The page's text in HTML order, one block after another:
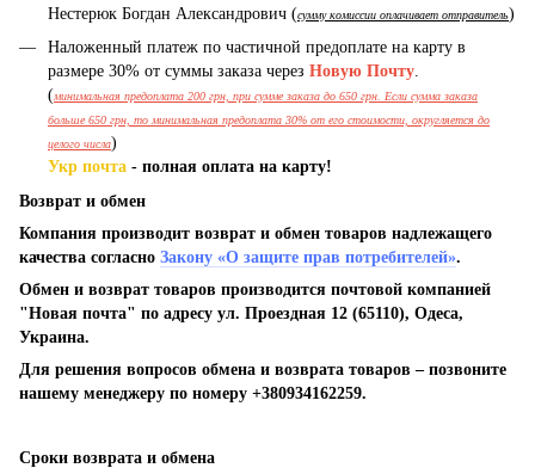
Нестерюк Богдан Александрович (сумму комиссии оплачивает отправитель)
Наложенный платеж по частичной предоплате на карту в
размере 30% от суммы заказа через Новую Почту.
(минимальная предоплата 200 грн, при сумме заказа до 650 грн. Если сумма заказа
больше 650 грн, то минимальная предоплата 30% от его стоимости, округляется до
целого числа)
Укр почта - полная оплата на карту!
Возврат и обмен
Компания производит возврат и обмен товаров надлежащего
качества согласно Закону «О защите прав потребителей».
Обмен и возврат товаров производится почтовой компанией
"Новая почта" по адресу ул. Проездная 12 (65110), Одеса,
Украина.
Для решения вопросов обмена и возврата товаров – позвоните
нашему менеджеру по номеру +380934162259.
Сроки возврата и обмена